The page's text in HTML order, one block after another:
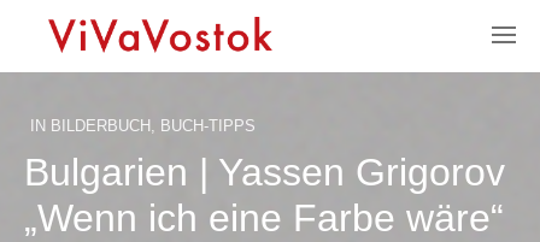
IN BILDERBUCH , BUCH-TIPPS
Bulgarien | Yassen Grigorov
„Wenn ich eine Farbe wäre“